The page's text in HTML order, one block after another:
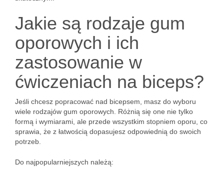
Jakie są rodzaje gum
oporowych i ich
zastosowanie w
ćwiczeniach na biceps?
Jeśli chcesz popracować nad bicepsem, masz do wyboru
wiele rodzajów gum oporowych. Różnią się one nie tylko
formą i wymiarami, ale przede wszystkim stopniem oporu, co
sprawia, że z łatwością dopasujesz odpowiednią do swoich
potrzeb.
Do najpopularniejszych należą: